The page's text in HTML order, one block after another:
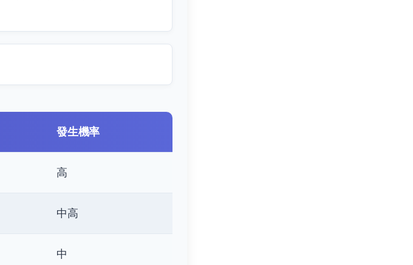
發生機率
高
中高
中